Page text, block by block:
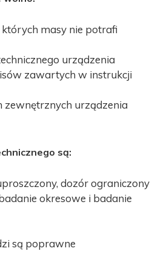
których masy nie potrafi
urządzenia
zawartych w instrukcji
zewnętrznych urządzenia
są:
dozór ograniczony
okresowe i badanie
są poprawne